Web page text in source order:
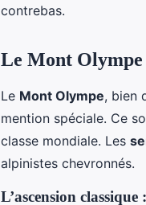
contrebas.
Le Mont Olympe
Le Mont Olympe, bien
mention spéciale. Ce
classe mondiale. Les
alpinistes chevronnés.
L’ascension